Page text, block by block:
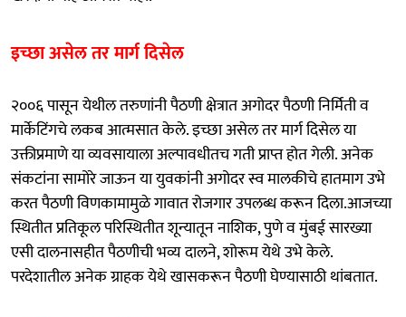
इच्छा असेल तर मार्ग दिसेल
२००६ पासून येथील तरुणांनी पैठणी क्षेत्रात अगोदर पैठणी निर्मिती व
मार्केटिंगचे लकब आत्मसात केले. इच्छा असेल तर मार्ग दिसेल या
उक्तीप्रमाणे या व्यवसायाला अल्पावधीतच गती प्राप्त होत गेली. अनेक
संकटांना सामोरे जाऊन या युवकांनी अगोदर स्व मालकीचे हातमाग उभे
करत पैठणी विणकामामुळे गावात रोजगार उपलब्ध करून दिला.आजच्या
स्थितीत प्रतिकूल परिस्थितीत शून्यातून नाशिक, पुणे व मुंबई सारख्या
एसी दालनासहीत पैठणीची भव्य दालने, शोरूम येथे उभे केले.
परदेशातील अनेक ग्राहक येथे खासकरून पैठणी घेण्यासाठी थांबतात.